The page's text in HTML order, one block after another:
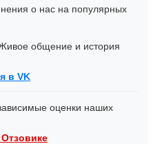
о нас на популярных
общение и история
в VK
оценки наших